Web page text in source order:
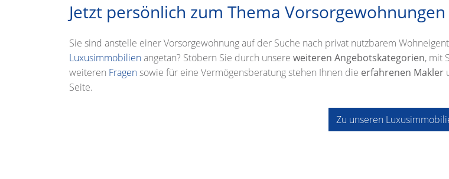
Jetzt persönlich zum Thema
Sie sind anstelle einer Vorsorgewohnung auf der Suche nach privat nutzbarem
Luxusimmobilienangetan? Stöbern Sie durch unsere weiteren Angebotskategorien, mit
weiteren Fragensowie für eine Vermögensberatung stehen Ihnen die erfahrenen Makler
Seite.
Zu unseren